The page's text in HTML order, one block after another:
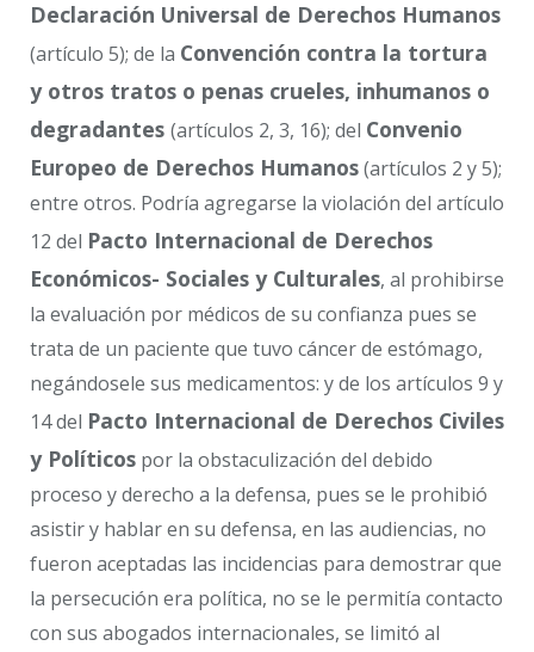
Declaración Universal de Derechos Humanos
(artículo 5); de la Convención contra la tortura
y otros tratos o penas crueles, inhumanos o
degradantes (artículos 2, 3, 16); del Convenio
Europeo de Derechos Humanos(artículos 2 y 5);
entre otros. Podría agregarse la violación del artículo
12 del Pacto Internacional de Derechos
Económicos- Sociales y Culturales, al prohibirse
la evaluación por médicos de su confianza pues se
trata de un paciente que tuvo cáncer de estómago,
negándosele sus medicamentos: y de los artículos 9 y
14 del Pacto Internacional de Derechos Civiles
y Políticos por la obstaculización del debido
proceso y derecho a la defensa, pues se le prohibió
asistir y hablar en su defensa, en las audiencias, no
fueron aceptadas las incidencias para demostrar que
la persecución era política, no se le permitía contacto
con sus abogados internacionales, se limitó al